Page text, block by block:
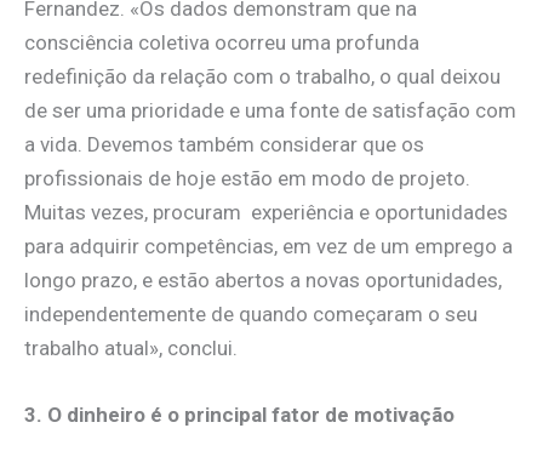
Fernandez. «Os dados demonstram que na
consciência coletiva ocorreu uma profunda
redefinição da relação com o trabalho, o qual deixou
de ser uma prioridade e uma fonte de satisfação com
a vida. Devemos também considerar que os
profissionais de hoje estão em modo de projeto.
Muitas vezes, procuram experiência e oportunidades
para adquirir competências, em vez de um emprego a
longo prazo, e estão abertos a novas oportunidades,
independentemente de quando começaram o seu
trabalho atual», conclui.
3. O dinheiro é o principal fator de motivação